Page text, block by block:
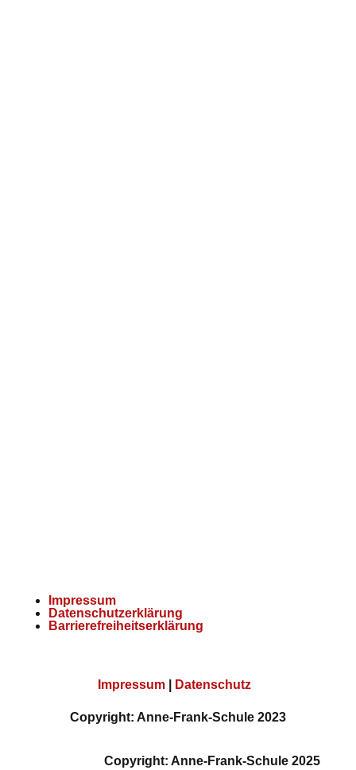
Impressum
Datenschutzerklärung
Barrierefreiheitserklärung
Impressum Datenschutz
Copyright: Anne-Frank-Schule 2023
Copyright: Anne-Frank-Schule 2025